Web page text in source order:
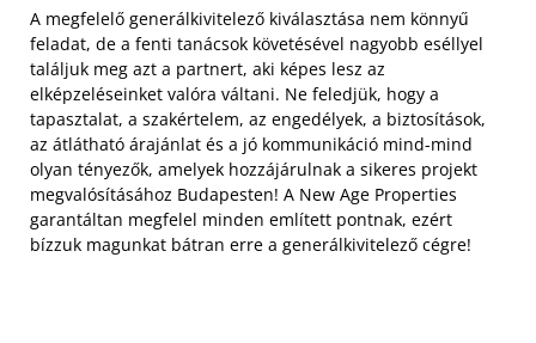
A megfelelő generálkivitelező kiválasztása nem könnyű
feladat, de a fenti tanácsok követésével nagyobb eséllyel
találjuk meg azt a partnert, aki képes lesz az
elképzeléseinket valóra váltani. Ne feledjük, hogy a
tapasztalat, a szakértelem, az engedélyek, a biztosítások,
az átlátható árajánlat és a jó kommunikáció mind-mind
olyan tényezők, amelyek hozzájárulnak a sikeres projekt
megvalósításához Budapesten! A New Age Properties
garantáltan megfelel minden említett pontnak, ezért
bízzuk magunkat bátran erre a generálkivitelező cégre!